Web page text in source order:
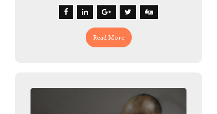
Read More